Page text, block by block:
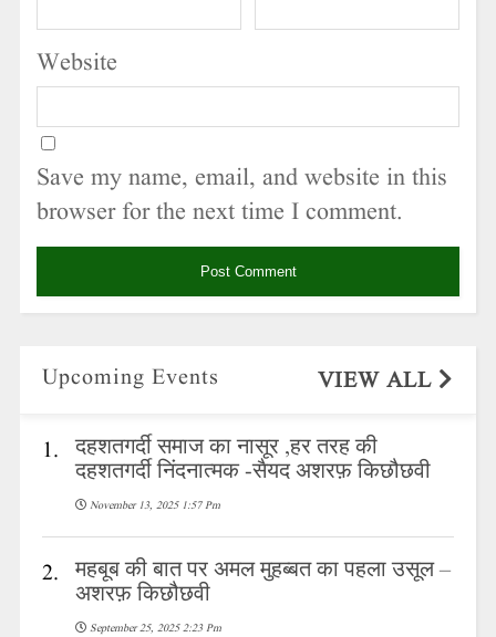
Website
Save my name, email, and website in this
browser for the next time I comment.
Upcoming Events VIEW ALL
1. दहशतगर्दी समाज का नासूर ,हर तरह की
दहशतगर्दी निंदनात्मक -सैयद अशरफ़ किछौछवी
November 13, 2025 1:57 Pm
2. महबूब की बात पर अमल मुहब्बत का पहला उसूल –
अशरफ़ किछौछवी
September 25, 2025 2:23 Pm